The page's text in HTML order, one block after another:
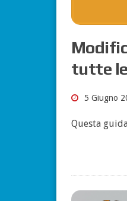
tutte le
5 Giugno
Questa